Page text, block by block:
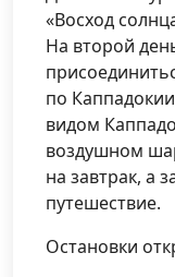
«Восход
На второй
по
видом
воздушном
на завтрак, а
путешествие.
Остановки